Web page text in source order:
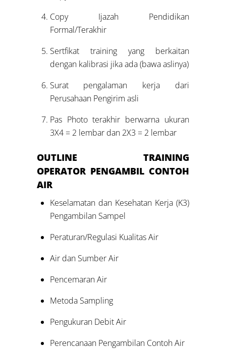
Copy Ijazah Pendidikan
Formal/Terakhir
Sertfikat training yang berkaitan
dengan kalibrasi jika ada (bawa aslinya)
Surat pengalaman kerja dari
Perusahaan Pengirim asli
Pas Photo terakhir berwarna ukuran
3X4 = 2 lembar dan 2X3 = 2 lembar
OUTLINE TRAINING
OPERATOR PENGAMBIL CONTOH
AIR
Keselamatan dan Kesehatan Kerja (K3)
Pengambilan Sampel
Peraturan/Regulasi Kualitas Air
Air dan Sumber Air
Pencemaran Air
Metoda Sampling
Pengukuran Debit Air
Perencanaan Pengambilan Contoh Air